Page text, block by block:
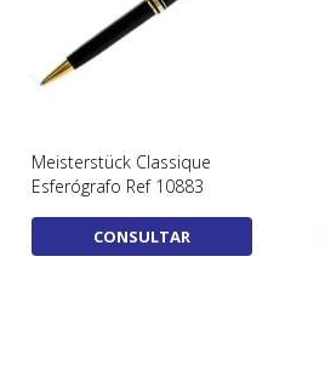
Meisterstück Classique
Esferógrafo Ref 10883
CONSULTAR